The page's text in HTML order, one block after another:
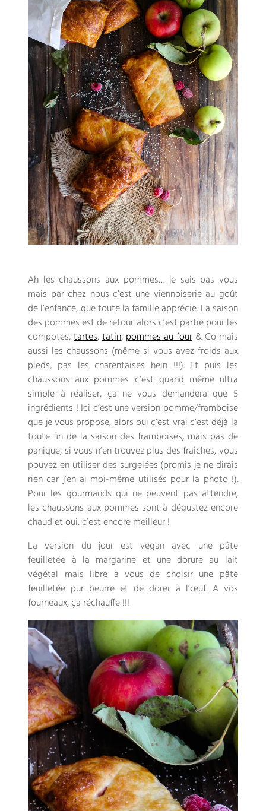
Ah les chaussons aux pommes… je sais pas vous
mais par chez nous c’est une viennoiserie au goût
de l’enfance, que toute la famille apprécie. La saison
des pommes est de retour alors c’est partie pour les
compotes,tartes,tatin, pommes au four& Co mais
aussi les chaussons (même si vous avez froids aux
pieds, pas les charentaises hein !!!). Et puis les
chaussons aux pommes c’est quand même ultra
simple à réaliser, ça ne vous demandera que 5
ingrédients ! Ici c’est une version pomme/framboise
que je vous propose, alors oui c’est vrai c’est déjà la
toute fin de la saison des framboises, mais pas de
panique, si vous n’en trouvez plus des fraîches, vous
pouvez en utiliser des surgelées (promis je ne dirais
rien car j’en ai moi-même utilisés pour la photo !).
Pour les gourmands qui ne peuvent pas attendre,
les chaussons aux pommes sont à dégustez encore
chaud et oui, c’est encore meilleur !
La version du jour est vegan avec une pâte
feuilletée à la margarine et une dorure au lait
végétal mais libre à vous de choisir une pâte
feuilletée pur beurre et de dorer à l’œuf. A vos
fourneaux, ça réchauffe !!!